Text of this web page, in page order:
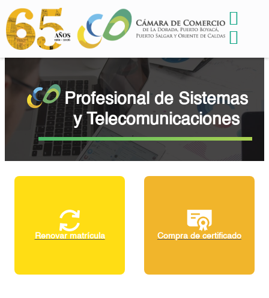
Renovar matrícula Compra de certificado
Profesional de Sistemas
y Telecomunicaciones